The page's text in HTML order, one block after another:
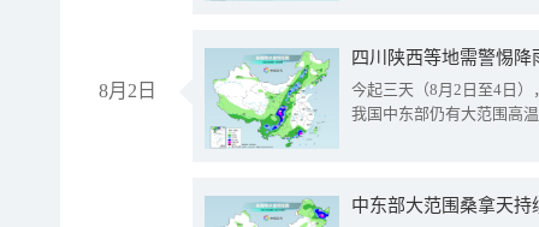
8月2日
今起三天（8月2日至4日
我国中东部仍有大范围高
中东部大范围桑拿天